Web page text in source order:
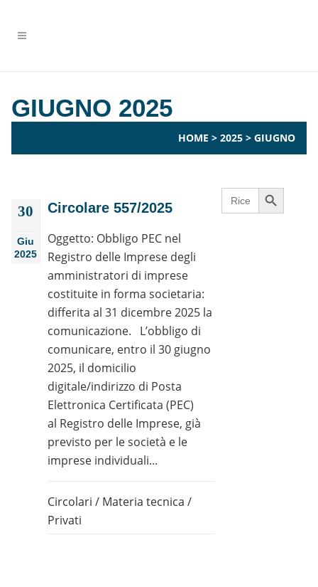
GIUGNO 2025
HOME > 2025 > GIUGNO
30
Giu
2025
Circolare 557/2025
Oggetto: Obbligo PEC nel
Registro delle Imprese degli
amministratori di imprese
costituite in forma societaria:
differita al 31 dicembre 2025 la
comunicazione. L’obbligo di
comunicare, entro il 30 giugno
2025, il domicilio
digitale/indirizzo di Posta
Elettronica Certificata (PEC)
al Registro delle Imprese, già
previsto per le società e le
imprese individuali...
Circolari / Materia tecnica /
Privati
Search
for:
Search Button